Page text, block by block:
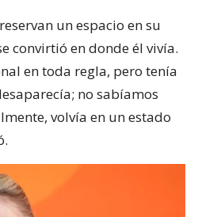
un espacio en su
convirtió en donde él vivía.
en toda regla, pero tenía
no sabíamos
volvía en un estado